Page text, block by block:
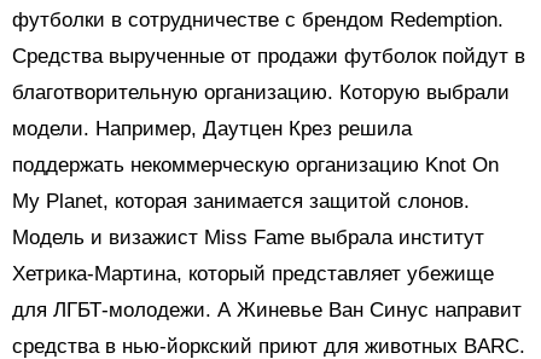
футболки в сотрудничестве с брендом Redemption.
Средства вырученные от продажи футболок пойдут в
благотворительную организацию. Которую выбрали
модели. Например, Даутцен Крез решила
поддержать некоммерческую организацию Knot On
My Planet, которая занимается защитой слонов.
Модель и визажист Miss Fame выбрала институт
Хетрика-Мартина, который представляет убежище
для ЛГБТ-молодежи. А Жиневье Ван Синус направит
средства в нью-йоркский приют для животных BARC.